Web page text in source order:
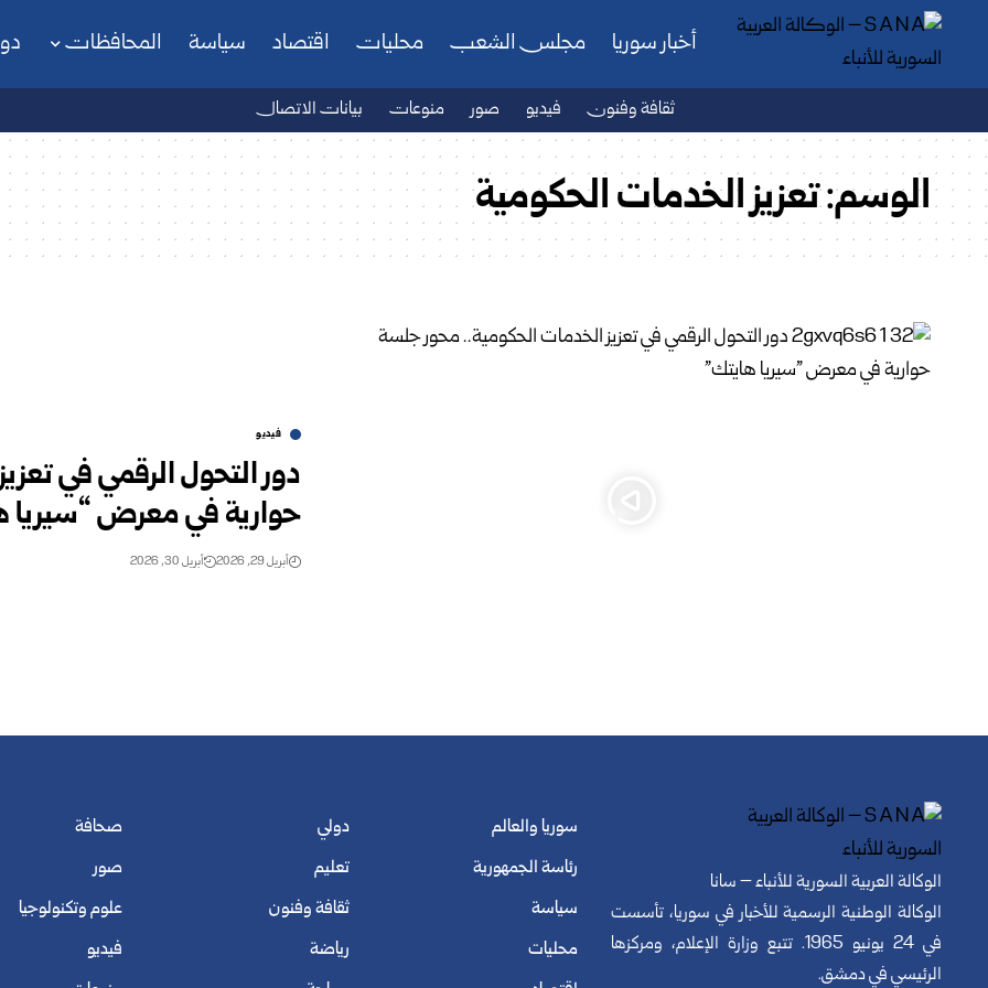
أخبار سوريا مجلس الشعب محليات اقتصاد سياسة المحافظات
ثقافة وفنون فيديو صور منوعات بيانات الاتصال
الوسم:تعزيز الخدمات الحكومية
فيديو
دور التحول الرقمي في
حوارية في معرض “سيريا
أبريل 29, 2026 أبريل 30, 2026
الوكالة العربية السورية للأنباء – سانا
الوكالة الوطنية الرسمية للأخبار في سوريا، تأسست
في 24 يونيو 1965. تتبع وزارة الإعلام، ومركزها
الرئيسي في دمشق.
سوريا والعالم
رئاسة الجمهورية
سياسة
محليات
دولي
تعليم
ثقافة وفنون
رياضة
صحافة
صور
علوم وتكنولوجيا
فيديو